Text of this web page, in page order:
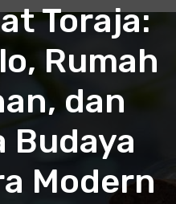
Toraja:
Rumah
dan
Budaya
Modern